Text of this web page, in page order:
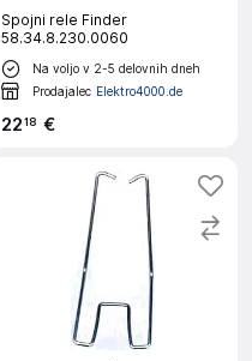
Spojni rele Finder
58.34.8.230.0060
Na voljo v 2-5 delovnih dneh
Prodajalec Elektro4000.de
2218 €